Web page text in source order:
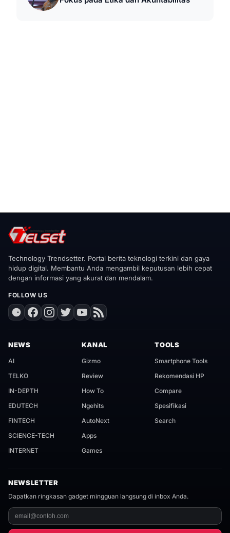
Technology Trendsetter. Portal berita teknologi terkini dan gaya
hidup digital. Membantu Anda mengambil keputusan lebih cepat
dengan informasi yang akurat dan mendalam.
FOLLOW US
NEWS
AI
TELKO
IN-DEPTH
EDUTECH
FINTECH
SCIENCE-TECH
INTERNET
KANAL
Gizmo
Review
How To
Ngehits
AutoNext
Apps
Games
TOOLS
Smartphone Tools
Rekomendasi HP
Compare
Spesifikasi
Search
NEWSLETTER
Dapatkan ringkasan gadget mingguan langsung di inbox Anda.